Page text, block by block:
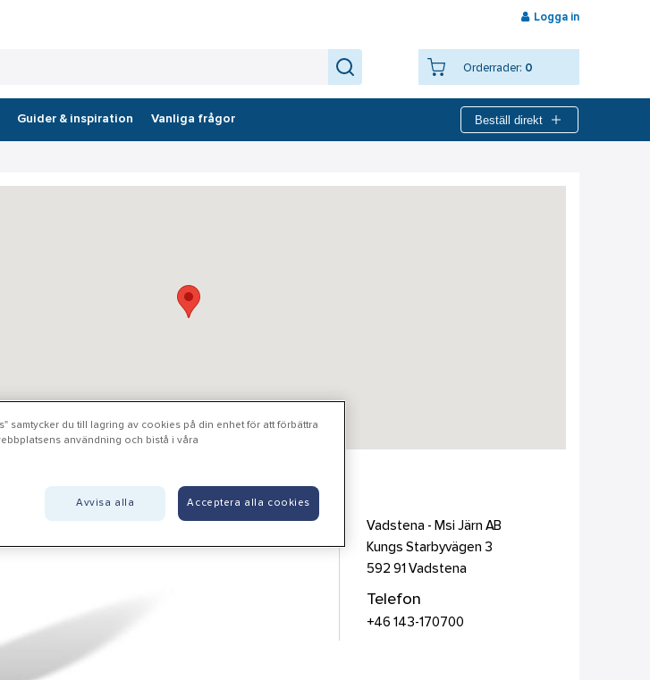
Logga in
Orderrader: 0
Guider & inspiration Vanliga frågor Beställ direkt
Järn AB
Vadstena - Msi Järn AB
Kungs Starbyvägen 3
592 91
Vadstena
Telefon
+46 143-170700
samtycker du till lagring av cookies på din enhet för att förbättra
användning och bistå i våra
Avvisa alla Acceptera alla cookies